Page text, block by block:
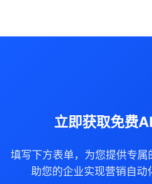
立即获取免费
填写下方表单，为您提供专
助您的企业实现营销自动